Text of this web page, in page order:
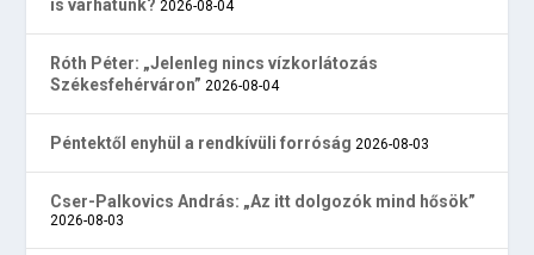
is várhatunk? 2026-08-04
Róth Péter: „Jelenleg nincs vízkorlátozás
Székesfehérváron” 2026-08-04
Péntektől enyhül a rendkívüli forróság 2026-08-03
Cser-Palkovics András: „Az itt dolgozók mind hősök”
2026-08-03